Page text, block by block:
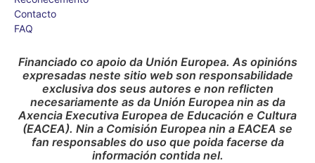
Contacto
FAQ
Financiado co apoio da Unión Europea. As opinións
expresadas neste sitio web son responsabilidade
exclusiva dos seus autores e non reflicten
necesariamente as da Unión Europea nin as da
Axencia Executiva Europea de Educación e Cultura
(EACEA). Nin a Comisión Europea nin a EACEA se
fan responsables do uso que poida facerse da
información contida nel.